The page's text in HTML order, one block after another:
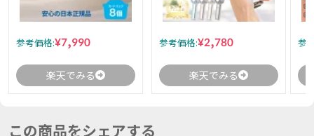
参考価格:¥7,990
楽天でみる
参考価格:¥2,780
楽天でみる
参
この商品をシェアする